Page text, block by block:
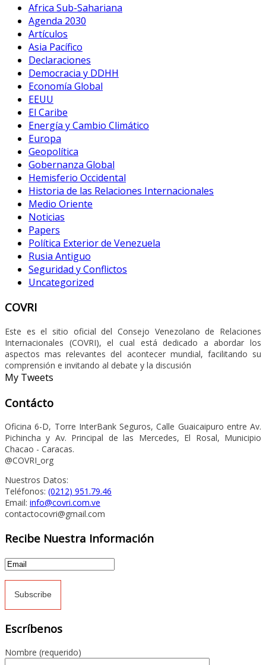
Africa Sub-Sahariana
Agenda 2030
Artículos
Asia Pacífico
Declaraciones
Democracia y DDHH
Economía Global
EEUU
El Caribe
Energía y Cambio Climático
Europa
Geopolítica
Gobernanza Global
Hemisferio Occidental
Historia de las Relaciones Internacionales
Medio Oriente
Noticias
Papers
Política Exterior de Venezuela
Rusia Antiguo
Seguridad y Conflictos
Uncategorized
COVRI
Este es el sitio oficial del Consejo Venezolano de Relaciones
Internacionales (COVRI), el cual está dedicado a abordar los
aspectos mas relevantes del acontecer mundial, facilitando su
comprensión e invitando al debate y la discusión
My Tweets
Contácto
Oficina 6-D, Torre InterBank Seguros, Calle Guaicaipuro entre Av.
Pichincha y Av. Principal de las Mercedes, El Rosal, Municipio
Chacao - Caracas.
@COVRI_org
Nuestros Datos:
Teléfonos: (0212) 951.79.46
Email: info@covri.com.ve
contactocovri@gmail.com
Recibe Nuestra Información
Escríbenos
Nombre (requerido)